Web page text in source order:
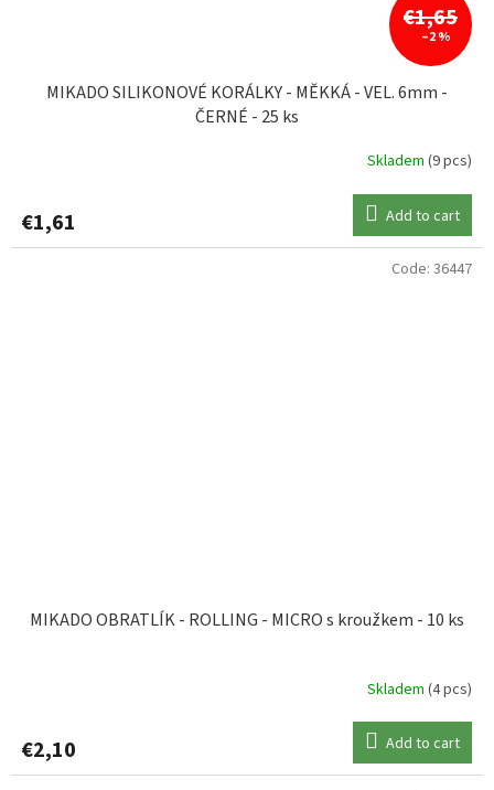
€1,65
–2 %
MIKADO SILIKONOVÉ KORÁLKY - MĚKKÁ - VEL. 6mm -
ČERNÉ - 25 ks
Skladem (9 pcs)
€1,61 Add to cart
MIKADO OBRATLÍK - ROLLING - MICRO s kroužkem - 10 ks
Skladem (4 pcs)
€2,10 Add to cart
Code: 36447